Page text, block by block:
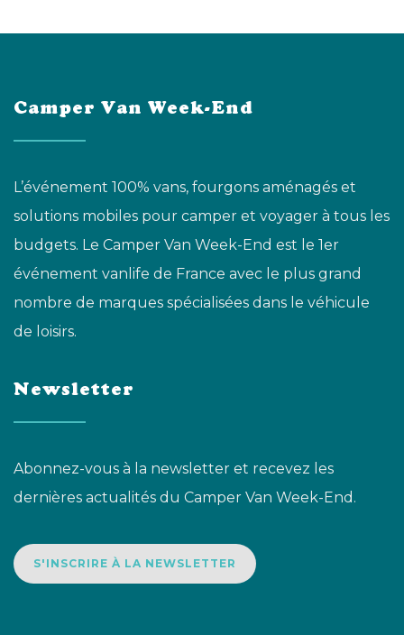
Camper Van Week-End
L’événement 100% vans, fourgons aménagés et
solutions mobiles pour camper et voyager à tous les
budgets. Le Camper Van Week-End est le 1er
événement vanlife de France avec le plus grand
nombre de marques spécialisées dans le véhicule
de loisirs.
Newsletter
Abonnez-vous à la newsletter et recevez les
dernières actualités du Camper Van Week-End.
S'INSCRIRE À LA NEWSLETTER